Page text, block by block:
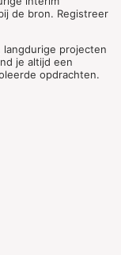
de bron. Registreer
projecten
je altijd een
opdrachten.